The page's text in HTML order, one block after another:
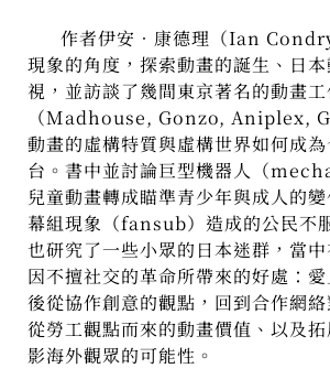
作者伊安‧康德理（Ian
現象的角度，探索動畫的誕生、日
視，並訪談了幾間東京著名的動畫工
（Madhouse, Gonzo, Aniplex,
動畫的虛構特質與虛構世界如何成
台。書中並討論巨型機器人（
兒童動畫轉成瞄準青少年與成人的
幕組現象（fansub）造成的公民不
也研究了一些小眾的日本迷群，當
因不擅社交的革命所帶來的好處：
後從協作創意的觀點，回到合作網絡
從勞工觀點而來的動畫價值、以及
影海外觀眾的可能性。